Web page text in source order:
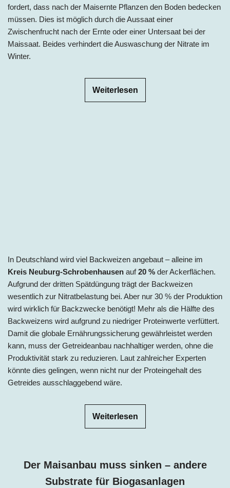
fordert, dass nach der Maisernte Pflanzen den Boden bedecken
müssen. Dies ist möglich durch die Aussaat einer
Zwischenfrucht nach der Ernte oder einer Untersaat bei der
Maissaat. Beides verhindert die Auswaschung der Nitrate im
Winter.
Weiterlesen
In Deutschland wird viel Backweizen angebaut – alleine im
Kreis Neuburg-Schrobenhausen auf20 % der Ackerflächen.
Aufgrund der dritten Spätdüngung trägt der Backweizen
wesentlich zur Nitratbelastung bei. Aber nur 30 % der Produktion
wird wirklich für Backzwecke benötigt! Mehr als die Hälfte des
Backweizens wird aufgrund zu niedriger Proteinwerte verfüttert.
Damit die globale Ernährungssicherung gewährleistet werden
kann, muss der Getreideanbau nachhaltiger werden, ohne die
Produktivität stark zu reduzieren. Laut zahlreicher Experten
könnte dies gelingen, wenn nicht nur der Proteingehalt des
Getreides ausschlaggebend wäre.
Weiterlesen
Der Maisanbau muss sinken – andere
Substrate für Biogasanlagen